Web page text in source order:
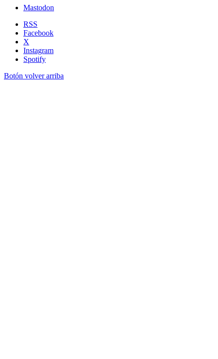
Mastodon
RSS
Facebook
X
Instagram
Spotify
Botón volver arriba